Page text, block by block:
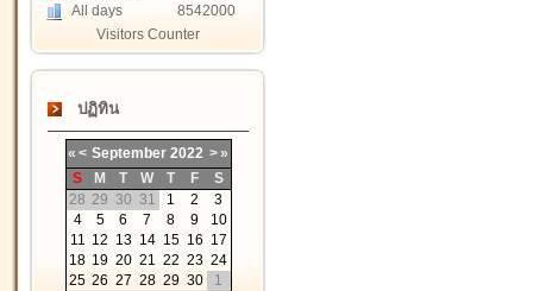
All days
8542000
Visitors Counter
ปฏิทิน
« < September 2022 >»
S
M T W T F
S
28 29 30 31 1 2
3
4
5 6 7 8 9
10
11 12 13 14 15 16 17
18 19 20 21 22 23 24
25 26 27 28 29 30 1